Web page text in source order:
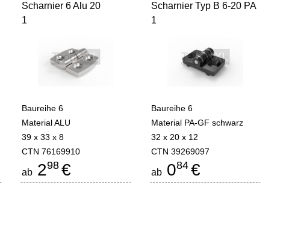
Scharnier 6 Alu 20
1
Baureihe 6
Material ALU
39 x 33 x 8
CTN 76169910
ab 298 €
Scharnier Typ B 6-20 PA
1
Baureihe 6
Material PA-GF schwarz
32 x 20 x 12
CTN 39269097
ab 084 €